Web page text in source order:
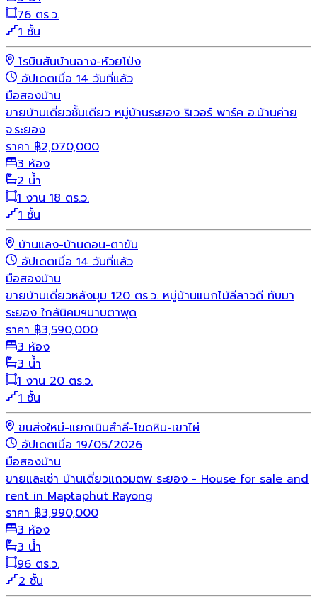
76 ตร.ว.
1 ชั้น
โรบินสันบ้านฉาง-ห้วยโป่ง
อัปเดตเมื่อ 14 วันที่แล้ว
มือสองบ้าน
ขายบ้านเดี่ยวชั้นเดียว หมู่บ้านระยอง ริเวอร์ พาร์ค อ.บ้านค่าย
จ.ระยอง
ราคา ฿2,070,000
3 ห้อง
2 น้ำ
1 งาน 18 ตร.ว.
1 ชั้น
บ้านแลง-บ้านดอน-ตาขัน
อัปเดตเมื่อ 14 วันที่แล้ว
มือสองบ้าน
ขายบ้านเดี่ยวหลังมุม 120 ตร.ว. หมู่บ้านแมกไม้ลีลาวดี ทับมา
ระยอง ใกล้นิคมฯมาบตาพุด
ราคา ฿3,590,000
3 ห้อง
3 น้ำ
1 งาน 20 ตร.ว.
1 ชั้น
ขนส่งใหม่-แยกเนินสำลี-โขดหิน-เขาไผ่
อัปเดตเมื่อ 19/05/2026
มือสองบ้าน
ขายและเช่า บ้านเดี่ยวแถวมตพ ระยอง - House for sale and
rent in Maptaphut Rayong
ราคา ฿3,990,000
3 ห้อง
3 น้ำ
96 ตร.ว.
2 ชั้น